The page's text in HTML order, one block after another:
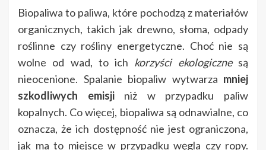
Biopaliwa to paliwa, które pochodzą z materiałów
organicznych, takich jak drewno, słoma, odpady
roślinne czy rośliny energetyczne. Choć nie są
wolne od wad, to ich korzyści ekologicznesą
nieocenione. Spalanie biopaliw wytwarza mniej
szkodliwych emisjiniż w przypadku paliw
kopalnych. Co więcej, biopaliwa są odnawialne, co
oznacza, że ich dostępność nie jest ograniczona,
jak ma to miejsce w przypadku węgla czy ropy.